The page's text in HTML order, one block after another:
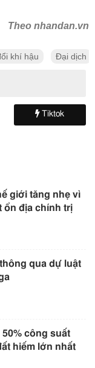
Theo nhandan.vn
khí hậu Đại dịch
Tiktok
giới tăng nhẹ vì
ổn địa chính trị
qua dự luật
công suất
hiếm lớn nhất